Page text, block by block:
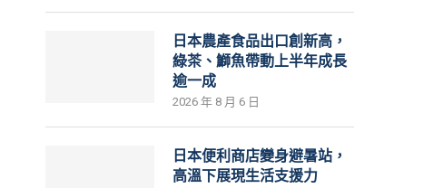
日本農產食品出口創新高，
綠茶、鰤魚帶動上半年成長
逾一成
2026 年 8 月 6 日
日本便利商店變身避暑站，
高溫下展現生活支援力